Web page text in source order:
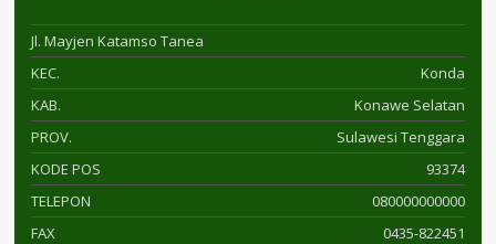
Jl. Mayjen Katamso Tanea
KEC.
Konda
KAB.
Konawe Selatan
PROV.
Sulawesi Tenggara
KODE POS
93374
TELEPON
080000000000
FAX
0435-822451